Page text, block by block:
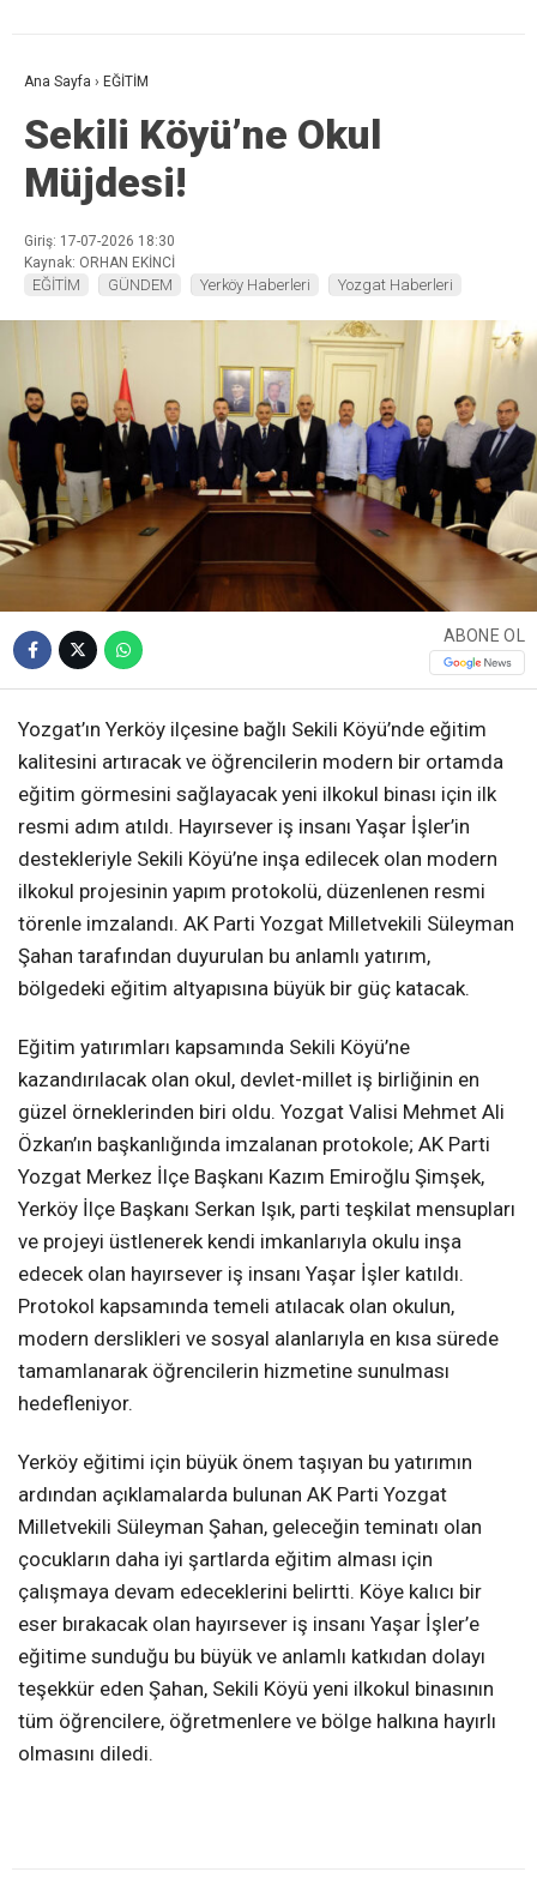
Ana Sayfa › EĞİTİM
Sekili Köyü’ne Okul
Müjdesi!
Giriş: 17-07-2026 18:30
Kaynak: ORHAN EKİNCİ
EĞİTİM GÜNDEM Yerköy Haberleri Yozgat Haberleri
ABONE OL
Yozgat’ın Yerköy ilçesine bağlı Sekili Köyü’nde eğitim
kalitesini artıracak ve öğrencilerin modern bir ortamda
eğitim görmesini sağlayacak yeni ilkokul binası için ilk
resmi adım atıldı. Hayırsever iş insanı Yaşar İşler’in
destekleriyle Sekili Köyü’ne inşa edilecek olan modern
ilkokul projesinin yapım protokolü, düzenlenen resmi
törenle imzalandı. AK Parti Yozgat Milletvekili Süleyman
Şahan tarafından duyurulan bu anlamlı yatırım,
bölgedeki eğitim altyapısına büyük bir güç katacak.
Eğitim yatırımları kapsamında Sekili Köyü’ne
kazandırılacak olan okul, devlet-millet iş birliğinin en
güzel örneklerinden biri oldu. Yozgat Valisi Mehmet Ali
Özkan’ın başkanlığında imzalanan protokole; AK Parti
Yozgat Merkez İlçe Başkanı Kazım Emiroğlu Şimşek,
Yerköy İlçe Başkanı Serkan Işık, parti teşkilat mensupları
ve projeyi üstlenerek kendi imkanlarıyla okulu inşa
edecek olan hayırsever iş insanı Yaşar İşler katıldı.
Protokol kapsamında temeli atılacak olan okulun,
modern derslikleri ve sosyal alanlarıyla en kısa sürede
tamamlanarak öğrencilerin hizmetine sunulması
hedefleniyor.
Yerköy eğitimi için büyük önem taşıyan bu yatırımın
ardından açıklamalarda bulunan AK Parti Yozgat
Milletvekili Süleyman Şahan, geleceğin teminatı olan
çocukların daha iyi şartlarda eğitim alması için
çalışmaya devam edeceklerini belirtti. Köye kalıcı bir
eser bırakacak olan hayırsever iş insanı Yaşar İşler’e
eğitime sunduğu bu büyük ve anlamlı katkıdan dolayı
teşekkür eden Şahan, Sekili Köyü yeni ilkokul binasının
tüm öğrencilere, öğretmenlere ve bölge halkına hayırlı
olmasını diledi.